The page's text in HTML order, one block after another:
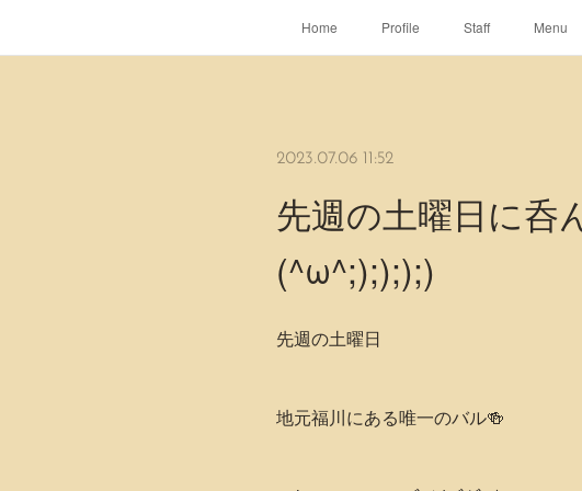
Home Profile Staff Menu
2023.07.06 11:52
先週の土曜日に呑
(^ω^;);););)
先週の土曜日
地元福川にある唯一のバル🍻